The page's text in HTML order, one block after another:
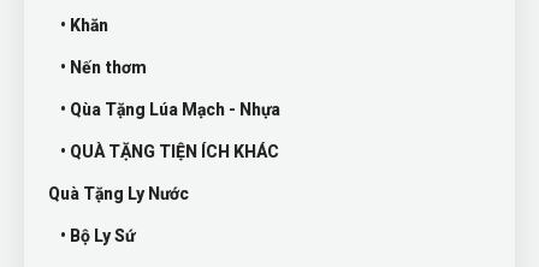
• Khăn
• Nến thơm
• Qùa Tặng Lúa Mạch - Nhựa
• QUÀ TẶNG TIỆN ÍCH KHÁC
Quà Tặng Ly Nước
• Bộ Ly Sứ